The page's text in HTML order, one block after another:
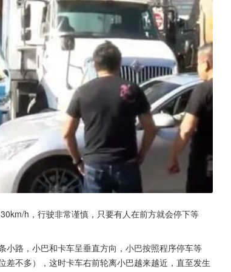
h，行驶非常谨慎，只要有人在前方就会停下等
路，小巴和卡车呈垂直方向，小巴按照程序停车等
不多），这时卡车右前轮离小巴越来越近，直至发生